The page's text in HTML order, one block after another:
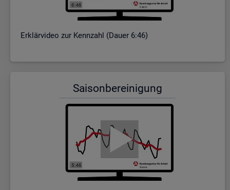
Er­klär­vi­deo zur Kenn­zahl (Dauer 6:46)
Sai­son­be­rei­ni­gung